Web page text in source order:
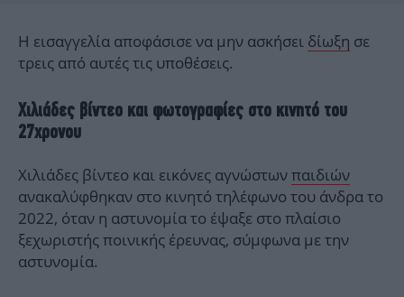
Η εισαγγελία αποφάσισε να μην ασκήσει δίωξη σε
τρεις από αυτές τις υποθέσεις.
Χιλιάδες βίντεο και φωτογραφίες στο κινητό του
27χρονου
Χιλιάδες βίντεο και εικόνες αγνώστωνπαιδιών
ανακαλύφθηκαν στο κινητό τηλέφωνο του άνδρα το
2022, όταν η αστυνομία το έψαξε στο πλαίσιο
ξεχωριστής ποινικής έρευνας, σύμφωνα με την
αστυνομία.